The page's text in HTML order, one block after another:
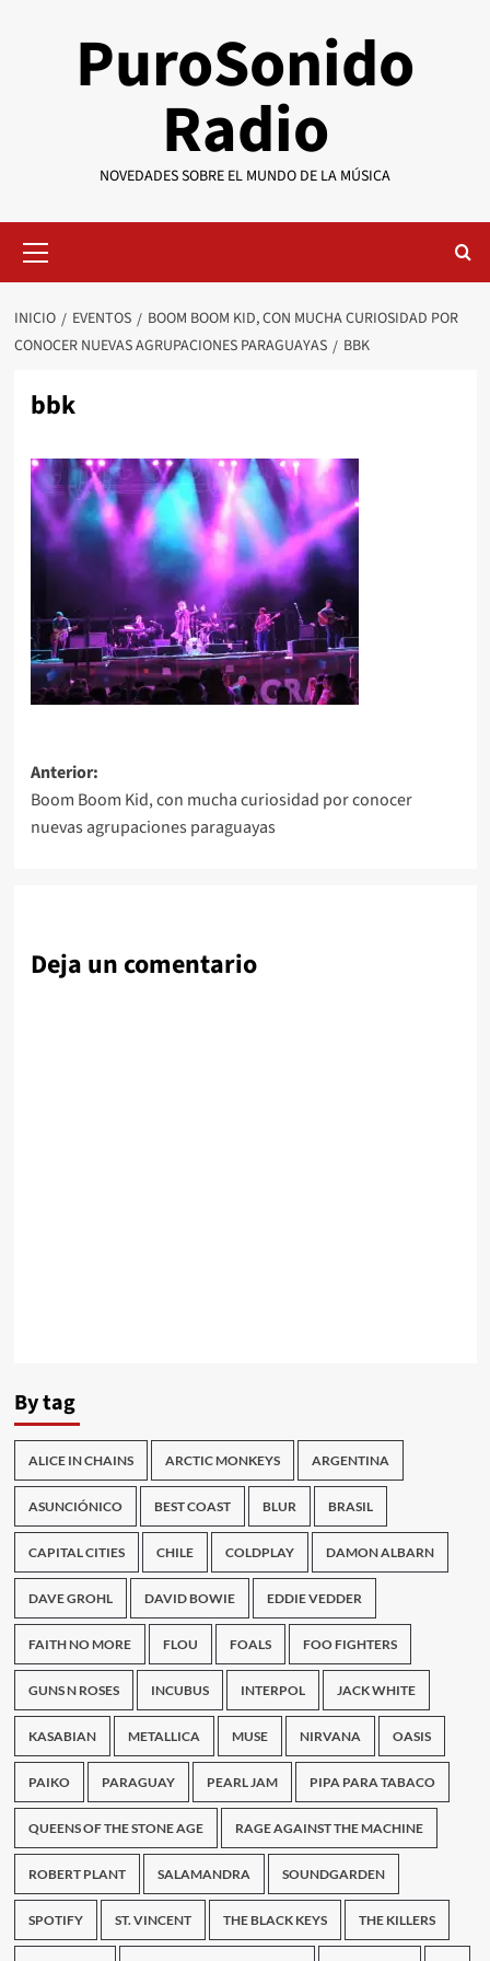
PuroSonido
Radio
NOVEDADES SOBRE EL MUNDO DE LA MÚSICA
primario
INICIO EVENTOS
BOOM BOOM KID, CON MUCHA CURIOSIDAD POR
CONOCER NUEVAS AGRUPACIONES PARAGUAYAS
BBK
bbk
Navegación
de
entradas
Anterior:
Boom Boom Kid, con mucha curiosidad por conocer
nuevas agrupaciones paraguayas
Deja un comentario
By tag
ALICE IN CHAINS ARCTIC MONKEYS ARGENTINA
ASUNCIÓNICO BEST COAST BLUR BRASIL
CAPITAL CITIES CHILE COLDPLAY DAMON ALBARN
DAVE GROHL DAVID BOWIE EDDIE VEDDER
FAITH NO MORE FLOU FOALS FOO FIGHTERS
GUNS N ROSES INCUBUS INTERPOL JACK WHITE
KASABIAN METALLICA MUSE NIRVANA OASIS
PAIKO PARAGUAY PEARL JAM PIPA PARA TABACO
QUEENS OF THE STONE AGE RAGE AGAINST THE MACHINE
ROBERT PLANT SALAMANDRA SOUNDGARDEN
SPOTIFY ST. VINCENT THE BLACK KEYS THE KILLERS